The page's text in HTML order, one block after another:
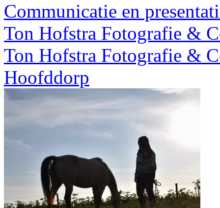
Communicatie en
Ton Hofstra Fotografie &
Ton Hofstra Fotografie &
Hoofddorp